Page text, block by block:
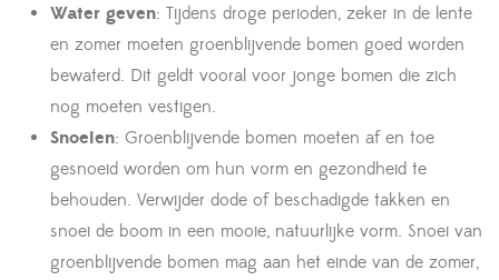
Water geven: Tijdens droge perioden, zeker in de lente
en zomer moeten groenblijvende bomen goed worden
bewaterd. Dit geldt vooral voor jonge bomen die zich
nog moeten vestigen.
Snoeien: Groenblijvende bomen moeten af en toe
gesnoeid worden om hun vorm en gezondheid te
behouden. Verwijder dode of beschadigde takken en
snoei de boom in een mooie, natuurlijke vorm. Snoei van
groenblijvende bomen mag aan het einde van de zomer,